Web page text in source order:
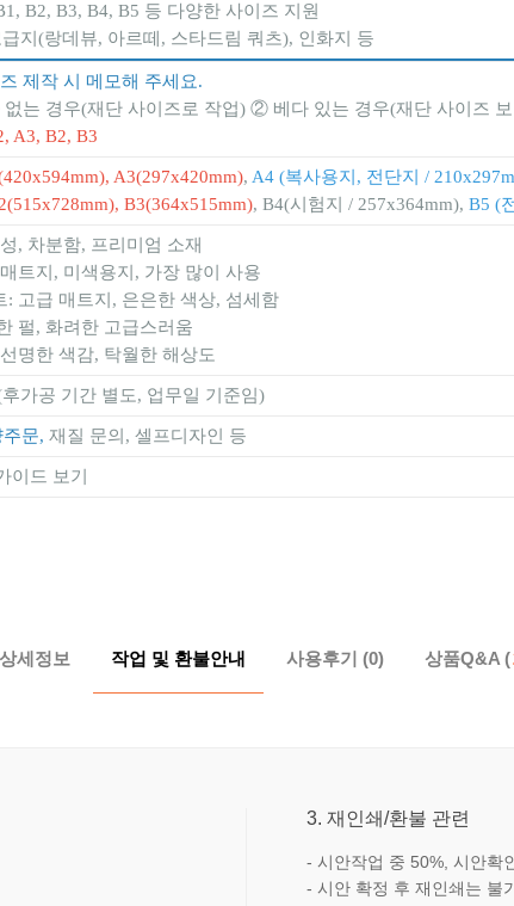
B2, B3, B4, B5 등 다양한 사이즈 지원
지(랑데뷰, 아르떼, 스타드림 쿼츠), 인화지 등
제작 시 메모해 주세요.
는 경우(재단 사이즈로 작업) ② 베다 있는 경우(재단 사이즈
A3, B2, B3
A3(297x420mm), A4 (복사용지, 전단지 /
B3(364x515mm), B4(시험지 / 257x364mm), B5 (
, 차분함, 프리미엄 소재
트지, 미색용지, 가장 많이 사용
: 고급 매트지, 은은한 색상, 섬세함
펄, 화려한 고급스러움
명한 색감, 탁월한 해상도
가공 기간 별도, 업무일 기준임)
문, 재질 문의, 셀프디자인 등
이드 보기
세정보 작업 및 환불안내 사용후기 (0) 상품Q&A (
3. 재인쇄/환불 관련
- 시안작업 중 50%, 시안확
- 시안 확정 후 재인쇄는 불